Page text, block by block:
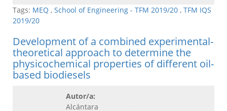
Tags: MEQ , School of Engineering - TFM 2019/20 , TFM IQS
2019/20
Development of a combined experimental-
theoretical approach to determine the
physicochemical properties of different oil-
based biodiesels
Autor/a:
Alcántara